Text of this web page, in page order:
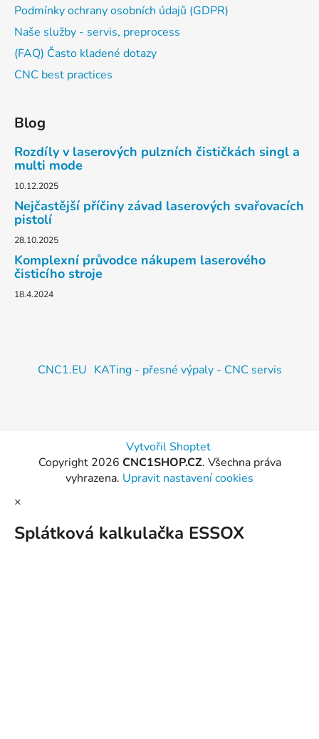
Podmínky ochrany osobních údajů (GDPR)
Naše služby - servis, preprocess
(FAQ) Často kladené dotazy
CNC best practices
Blog
Rozdíly v laserových pulzních čističkách singl a
multi mode
10.12.2025
Nejčastější příčiny závad laserových svařovacích
pistolí
28.10.2025
Komplexní průvodce nákupem laserového
čisticího stroje
18.4.2024
CNC1.EU KATing - přesné výpaly - CNC servis
Vytvořil Shoptet
Copyright 2026 CNC1SHOP.CZ. Všechna práva
vyhrazena. Upravit nastavení cookies
×
Splátková kalkulačka ESSOX